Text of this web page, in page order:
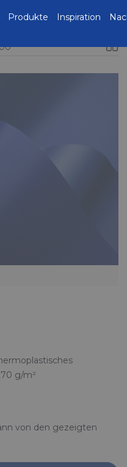
g/m²
von den gezeigten
Produkte Inspiration